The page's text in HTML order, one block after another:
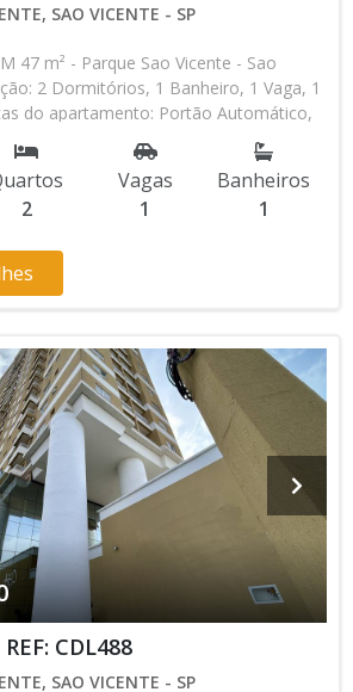
SAO VICENTE - SP
47 m² - Parque Sao Vicente - Sao
2 Dormitórios, 1 Banheiro, 1 Vaga, 1
do apartamento: Portão Automático,
Salão de Festas, Espaço Kids Aceita
Lançamento, Pronto para Morar *
podem ser alterados sem prévio
entrando em contato com nossa equipe
2
Vagas
1
Banheiros
1
CDL488
SAO VICENTE - SP